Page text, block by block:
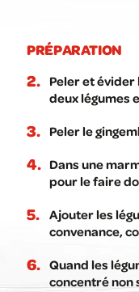
PRÉPARATION
Peler et
deux légumes
Peler le
Dans une
pour le faire
Ajouter les
convenance,
Quand les
concentré non